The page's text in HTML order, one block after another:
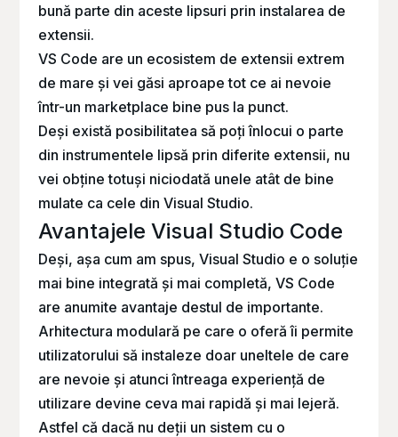
bună parte din aceste lipsuri prin instalarea de
extensii.
VS Code are un ecosistem de extensii extrem
de mare și vei găsi aproape tot ce ai nevoie
într-un marketplace bine pus la punct.
Deși există posibilitatea să poți înlocui o parte
din instrumentele lipsă prin diferite extensii, nu
vei obține totuși niciodată unele atât de bine
mulate ca cele din Visual Studio.
Avantajele Visual Studio Code
Deși, așa cum am spus, Visual Studio e o soluție
mai bine integrată și mai completă, VS Code
are anumite avantaje destul de importante.
Arhitectura modulară pe care o oferă îi permite
utilizatorului să instaleze doar uneltele de care
are nevoie și atunci întreaga experiență de
utilizare devine ceva mai rapidă și mai lejeră.
Astfel că dacă nu deții un sistem cu o